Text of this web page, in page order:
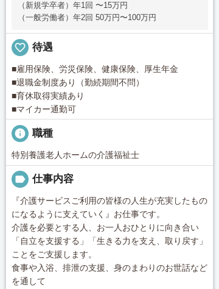
（新規学卒者）年1回 〜15万円
（一般労働者）年2回 50万円〜100万円
favorite_border 待遇
■雇用保険、労災保険、健康保険、厚生年金
■退職金制度あり（勤続期間不問）
■育休取得実績あり
■マイカー通勤可
info 職種
特別養護老人ホームの介護福祉士
label 仕事内容
『介護サービスご利用の皆様の人生が充実したもの
になるように支えていく』お仕事です。
介護を必要とする人、お一人おひとりに向き合い
「自立を支援する」「生きる力を支え、取り戻す」
ことをご支援します。
食事や入浴、排泄の支援、身のまわりのお世話など
を通して